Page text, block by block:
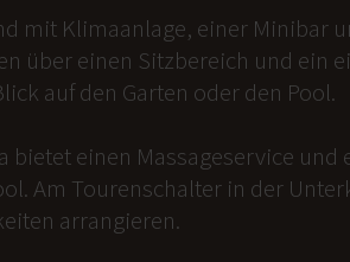
mit Klimaanlage, einer Minibar
über einen Sitzbereich und ein
auf den Garten oder den Pool.
bietet einen Massageservice
Am Tourenschalter in der
arrangieren.